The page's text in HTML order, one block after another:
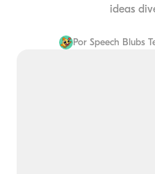
ideas
Por Speech Blubs